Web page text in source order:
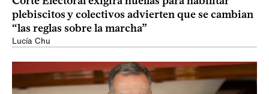
plebiscitos y colectivos advierten que se cambian
“las reglas sobre la marcha”
Lucía Chu